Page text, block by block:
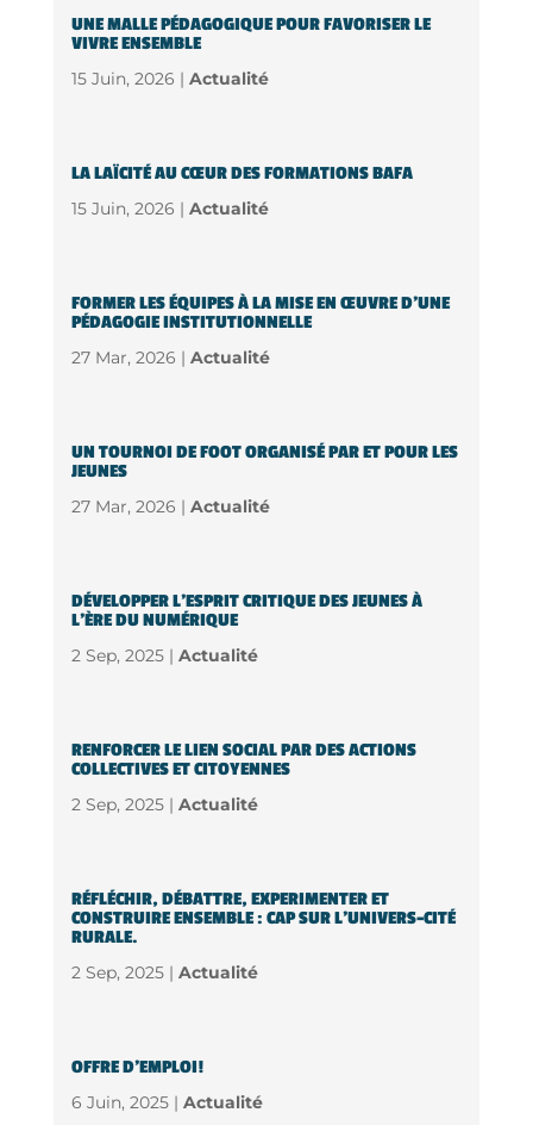
UNE MALLE PÉDAGOGIQUE POUR FAVORISER LE
VIVRE ENSEMBLE
15 Juin, 2026 | Actualité
LA LAÏCITÉ AU CŒUR DES FORMATIONS BAFA
15 Juin, 2026 | Actualité
FORMER LES ÉQUIPES À LA MISE EN ŒUVRE D’UNE
PÉDAGOGIE INSTITUTIONNELLE
27 Mar, 2026 | Actualité
UN TOURNOI DE FOOT ORGANISÉ PAR ET POUR LES
JEUNES
27 Mar, 2026 | Actualité
DÉVELOPPER L’ESPRIT CRITIQUE DES JEUNES À
L’ÈRE DU NUMÉRIQUE
2 Sep, 2025 | Actualité
RENFORCER LE LIEN SOCIAL PAR DES ACTIONS
COLLECTIVES ET CITOYENNES
2 Sep, 2025 | Actualité
RÉFLÉCHIR, DÉBATTRE, EXPERIMENTER ET
CONSTRUIRE ENSEMBLE : CAP SUR L’UNIVERS-CITÉ
RURALE.
2 Sep, 2025 | Actualité
OFFRE D’EMPLOI!
6 Juin, 2025 | Actualité